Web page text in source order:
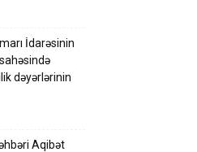
İdarəsinin
dəyərlərinin
Aqibət